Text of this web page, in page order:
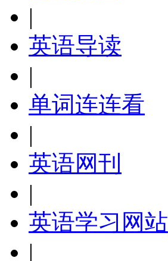
|
英语导读
|
单词连连看
|
英语网刊
|
英语学习网站
|